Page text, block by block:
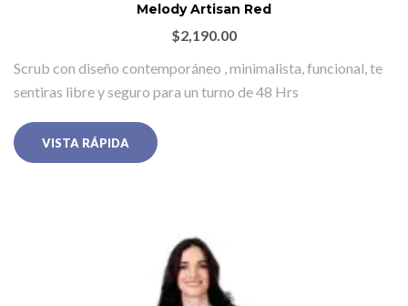
Melody Artisan Red
$2,190.00
Scrub con diseño contemporáneo , minimalista, funcional, te
sentiras libre y seguro para un turno de 48 Hrs
VISTA RÁPIDA